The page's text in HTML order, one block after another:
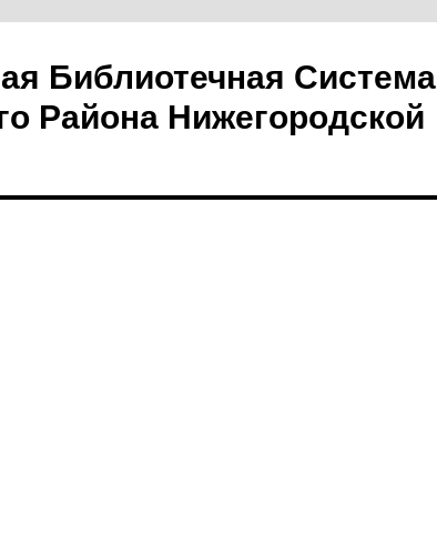
Библиотечная Система
Района Нижегородской